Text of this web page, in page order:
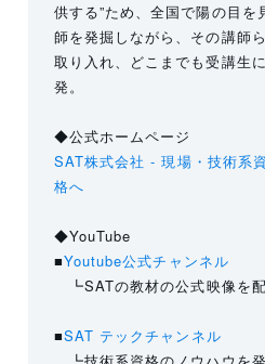
供する”ため、全国で陽の目を
師を発掘しながら、その講師
取り入れ、どこまでも受講生
発。
◆公式ホームページ
SAT株式会社 - 現場・技術系
格へ
◆YouTube
■Youtube公式チャンネル
┗SATの教材の公式映像を配
■SAT テックチャンネル